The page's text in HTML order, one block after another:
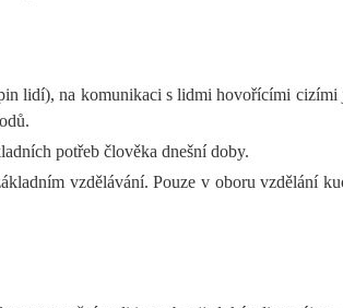
lidí), na komunikaci s lidmi hovořícími
potřeb člověka dnešní doby.
vzdělávání. Pouze v oboru vzdělání